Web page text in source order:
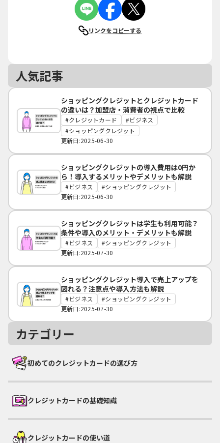
リンクをコピーする
人気記事
ショッピングクレジットとクレジットカード
の違いは？加盟店・消費者の視点で比較
クレジットカード
ビジネス
ショッピングクレジット
更新日:2025-06-30
ショッピングクレジットの導入費用は0円か
ら！導入するメリットやデメリットも解説
ビジネス
ショッピングクレジット
更新日:2025-06-30
ショッピングクレジットは学生も利用可能？
条件や導入のメリット・デメリットも解説
ビジネス
ショッピングクレジット
更新日:2025-07-30
ショッピングクレジット導入で売上アップを
図れる？注意点や導入方法も解説
ビジネス
ショッピングクレジット
更新日:2025-07-30
カテゴリー
初めてのクレジットカードの選び方
クレジットカードの基礎知識
クレジットカードの使い道